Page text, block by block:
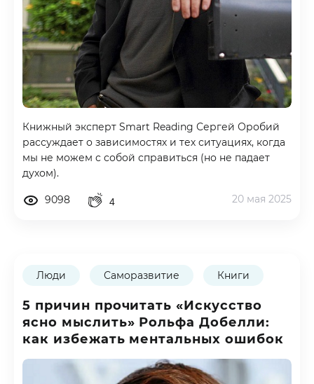
Книжный эксперт Smart Reading Сергей Оробий
рассуждает о зависимостях и тех ситуациях, когда
мы не можем с собой справиться (но не падает
духом).
9098 4 20 мая 2025
Люди Саморазвитие Книги
5 причин прочитать «Искусство
ясно мыслить» Рольфа Добелли:
как избежать ментальных ошибок